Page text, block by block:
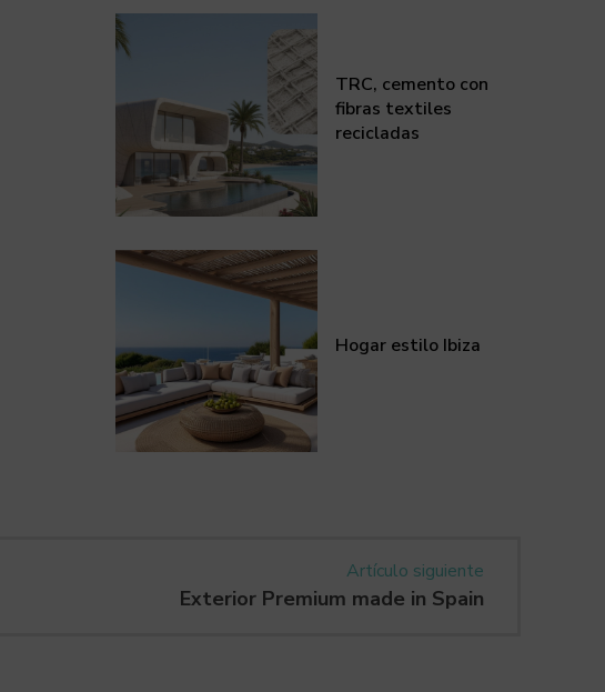
TRC, cemento con
fibras textiles
recicladas
Hogar estilo Ibiza
Artículo siguiente
Exterior Premium made in Spain